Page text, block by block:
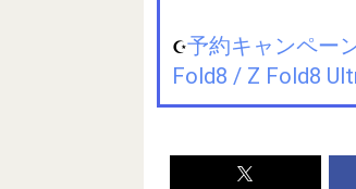
☪️予約キャンペー
Fold8 / Z Fold8